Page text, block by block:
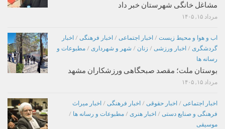
مشاغل خانگی شهرستان خبر داد
مرداد ۱۵, ۱۴۰۵
اب و هوا و محیط زیست / اخبار اجتماعی / اخبار فرهنگی / اخبار
گردشگری / اخبار ورزشی / زنان / شهر و شهرداری / مطبوعات و
رسانه ها
بوستان ملت؛ مقصد صبحگاهی ورزشکاران مشهد
مرداد ۱۵, ۱۴۰۵
اخبار اجتماعی / اخبار حقوقی / اخبار فرهنگی / اخبار میراث
فرهنگی و صنایع دستی / اخبار هنری / مطبوعات و رسانه ها /
موسیقی